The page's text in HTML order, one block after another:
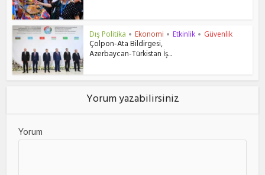
Dış Politika • Ekonomi • Etkinlik • Güvenlik
Çolpon-Ata Bildirgesi,
Azerbaycan-Türkistan İş...
Yorum yazabilirsiniz
Yorum